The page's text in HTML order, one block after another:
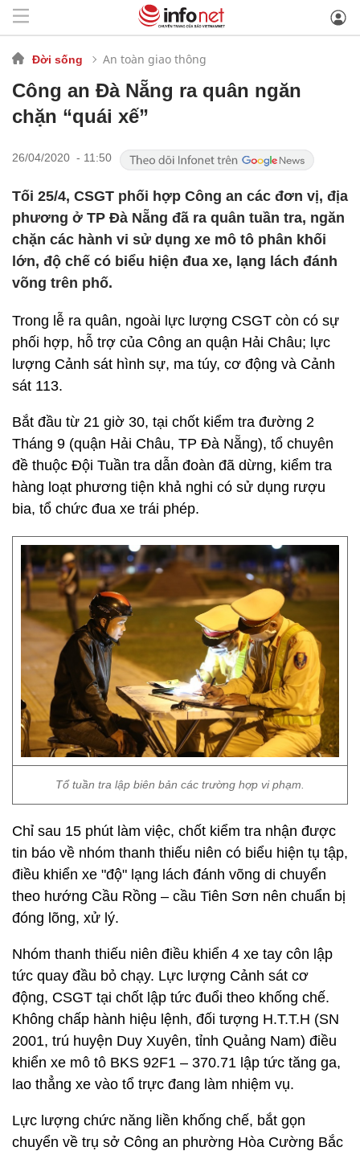
Đời sống An toàn giao thông
Công an Đà Nẵng ra quân ngăn
chặn “quái xế”
26/04/2020 - 11:50
Tối 25/4, CSGT phối hợp Công an các đơn vị, địa
phương ở TP Đà Nẵng đã ra quân tuần tra, ngăn
chặn các hành vi sử dụng xe mô tô phân khối
lớn, độ chế có biểu hiện đua xe, lạng lách đánh
võng trên phố.
Trong lễ ra quân, ngoài lực lượng CSGT còn có sự
phối hợp, hỗ trợ của Công an quận Hải Châu; lực
lượng Cảnh sát hình sự, ma túy, cơ động và Cảnh
sát 113.
Bắt đầu từ 21 giờ 30, tại chốt kiểm tra đường 2
Tháng 9 (quận Hải Châu, TP Đà Nẵng), tổ chuyên
đề thuộc Đội Tuần tra dẫn đoàn đã dừng, kiểm tra
hàng loạt phương tiện khả nghi có sử dụng rượu
bia, tổ chức đua xe trái phép.
Tổ tuần tra lập biên bản các trường hợp vi phạm.
Chỉ sau 15 phút làm việc, chốt kiểm tra nhận được
tin báo về nhóm thanh thiếu niên có biểu hiện tụ tập,
điều khiển xe "độ" lạng lách đánh võng di chuyển
theo hướng Cầu Rồng – cầu Tiên Sơn nên chuẩn bị
đóng lõng, xử lý.
Nhóm thanh thiếu niên điều khiển 4 xe tay côn lập
tức quay đầu bỏ chạy. Lực lượng Cảnh sát cơ
động, CSGT tại chốt lập tức đuổi theo khống chế.
Không chấp hành hiệu lệnh, đối tượng H.T.T.H (SN
2001, trú huyện Duy Xuyên, tỉnh Quảng Nam) điều
khiển xe mô tô BKS 92F1 – 370.71 lập tức tăng ga,
lao thẳng xe vào tổ trực đang làm nhiệm vụ.
Lực lượng chức năng liền khống chế, bắt gọn
chuyển về trụ sở Công an phường Hòa Cường Bắc